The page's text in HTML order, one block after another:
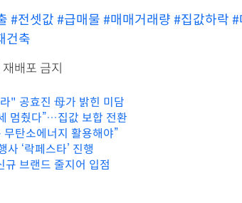
#전셋값 #급매물 #매매거래량 #집값하락 #
건축
배포 금지
" 공효진 母가 밝힌 미담
멈췄다”…집값 보합 전환
탄소에너지 활용해야”
‘락페스타’ 진행
규 브랜드 줄지어 입점